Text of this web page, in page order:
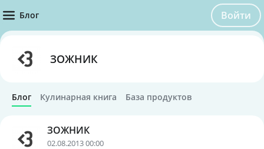
Блог Войти
ЗОЖНИК
Блог Кулинарная книга База продуктов
ЗОЖНИК
02.08.2013 00:00